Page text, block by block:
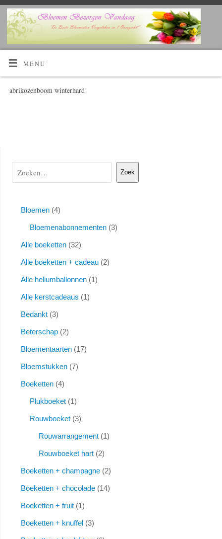
Voordelig bloemen bestellen en laten bezorgen? Kijk Hier!
MENU
abrikozenboom winterhard
Zoek
Bloemen 4
Bloemenabonnementen 3
Alle boeketten 32
Alle boeketten + cadeau 2
Alle heliumballonnen 1
Alle kerstcadeaus 1
Bedankt 3
Beterschap 2
Bloementaarten 17
Bloemstukken 7
Boeketten 4
Plukboeket 1
Rouwboeket 3
Rouwarrangement 1
Rouwboeket hart 2
Boeketten + champagne 2
Boeketten + chocolade 14
Boeketten + fruit 1
Boeketten + knuffel 3